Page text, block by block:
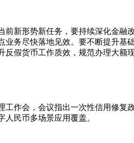
新形势新任务，要持续深化金
务尽快落地见效。要不断提升
假货币工作质效，规范办理大额
作会，会议指出一次性信用修
民币多场景应用覆盖。